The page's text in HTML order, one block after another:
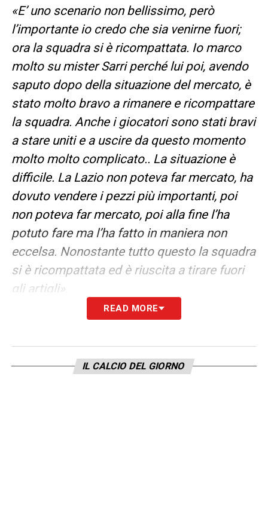
«E’ uno scenario non bellissimo, però
l’importante io credo che sia venirne fuori;
ora la squadra si è ricompattata. Io marco
molto su mister Sarri perché lui poi, avendo
saputo dopo della situazione del mercato, è
stato molto bravo a rimanere e ricompattare
la squadra. Anche i giocatori sono stati bravi
a stare uniti e a uscire da questo momento
molto molto complicato.. La situazione è
difficile. La Lazio non poteva far mercato, ha
dovuto vendere i pezzi più importanti, poi
non poteva far mercato, poi alla fine l’ha
potuto fare ma l’ha fatto in maniera non
eccelsa. Nonostante tutto questo la squadra
si è ricompattata ed è riuscita a tirare fuori
gli artigli».
Il presidente Claudio Lotito sta ricevendo
tifosi, i quali stanno disertando lo stadio
Olimpico. Tu hai avuto dei trascorsi
READ MORE
IL CALCIO DEL GIORNO